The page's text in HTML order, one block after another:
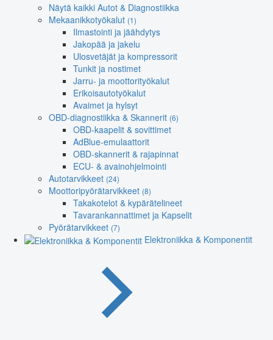
Näytä kaikki Autot & Diagnostiikka
Mekaanikkotyökalut (1)
Ilmastointi ja jäähdytys
Jakopää ja jakelu
Ulosvetäjät ja kompressorit
Tunkit ja nostimet
Jarru- ja moottorityökalut
Erikoisautotyökalut
Avaimet ja hylsyt
OBD-diagnostiikka & Skannerit (6)
OBD-kaapelit & sovittimet
AdBlue-emulaattorit
OBD-skannerit & rajapinnat
ECU- & avainohjelmointi
Autotarvikkeet (24)
Moottoripyörätarvikkeet (8)
Takakotelot & kypärätelineet
Tavarankannattimet ja Kapselit
Pyörätarvikkeet (7)
Elektroniikka & Komponentit